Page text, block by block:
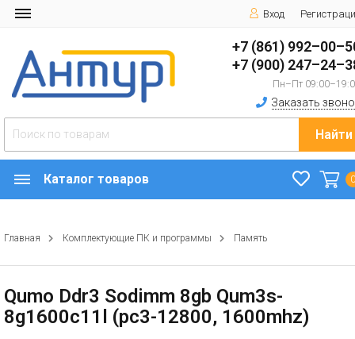
Вход
+7 (861)
+7 (900)
Пн–Пт
Заказать
Найти
Каталог товаров
Главная Комплектующие ПК и программы Память
Qumo Ddr3 Sodimm 8gb Qum3s-
8g1600c11l (pc3-12800, 1600mhz)